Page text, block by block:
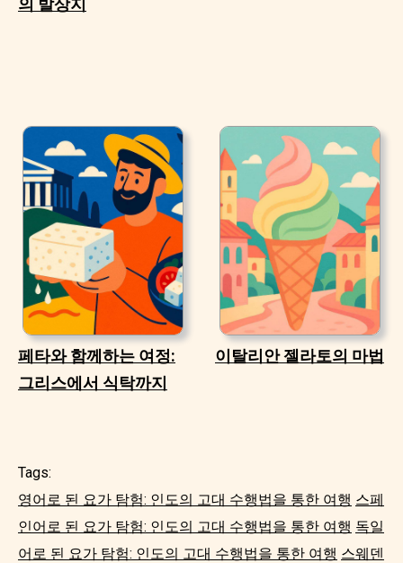
의 발상지
페타와 함께하는 여정:
그리스에서 식탁까지
이탈리안 젤라토의 마법
Tags:
영어로 된 요가 탐험: 인도의 고대 수행법을 통한 여행 스페
인어로 된 요가 탐험: 인도의 고대 수행법을 통한 여행 독일
어로 된 요가 탐험: 인도의 고대 수행법을 통한 여행 스웨덴